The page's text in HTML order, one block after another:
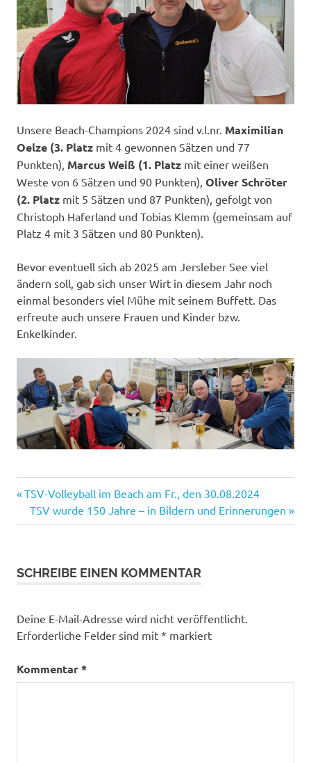
Unsere Beach-Champions 2024 sind v.l.nr. Maximilian
Oelze (3. Platz mit 4 gewonnen Sätzen und 77
Punkten), Marcus Weiß (1. Platz mit einer weißen
Weste von 6 Sätzen und 90 Punkten), Oliver Schröter
(2. Platz mit 5 Sätzen und 87 Punkten), gefolgt von
Christoph Haferland und Tobias Klemm (gemeinsam auf
Platz 4 mit 3 Sätzen und 80 Punkten).
Bevor eventuell sich ab 2025 am Jersleber See viel
ändern soll, gab sich unser Wirt in diesem Jahr noch
einmal besonders viel Mühe mit seinem Buffett. Das
erfreute auch unsere Frauen und Kinder bzw.
Enkelkinder.
Beitrags-
Navigation
Vorheriger
Beitrag:
TSV-Volleyball im Beach am Fr., den 30.08.2024
Nächster
Beitrag:
TSV wurde 150 Jahre – in Bildern und Erinnerungen
SCHREIBE EINEN KOMMENTAR
Deine E-Mail-Adresse wird nicht veröffentlicht.
Erforderliche Felder sind mit * markiert
Kommentar*